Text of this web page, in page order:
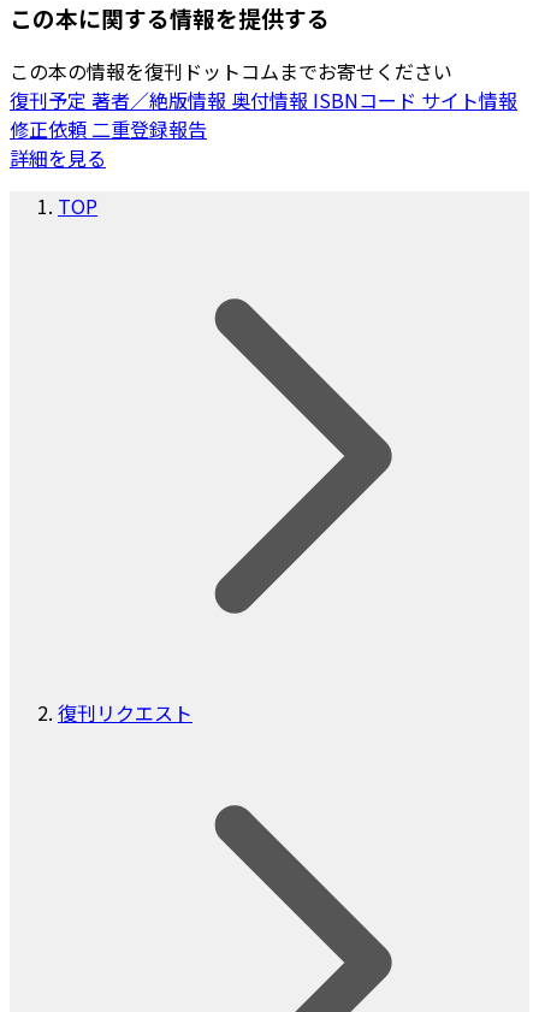
この本に関する情報を提供する
この本の情報を復刊ドットコムまでお寄せください
復刊予定 著者／絶版情報 奥付情報 ISBNコード サイト情報
修正依頼二重登録報告
詳細を見る
TOP
復刊リクエスト